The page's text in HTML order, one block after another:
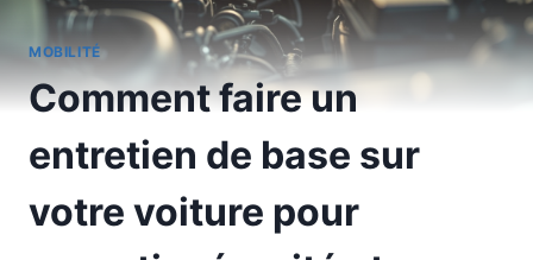
MOBILITÉ
Comment faire un
entretien de base sur
votre voiture pour